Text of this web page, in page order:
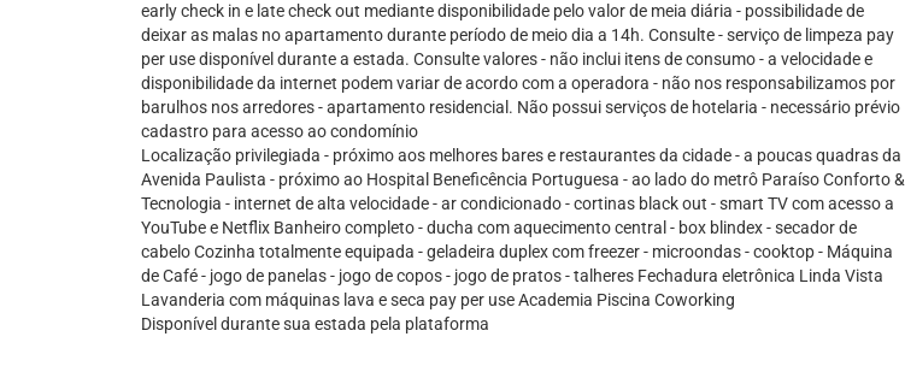
early check in e late check out mediante disponibilidade pelo valor de meia diária - possibilidade de
deixar as malas no apartamento durante período de meio dia a 14h. Consulte - serviço de limpeza pay
per use disponível durante a estada. Consulte valores - não inclui itens de consumo - a velocidade e
disponibilidade da internet podem variar de acordo com a operadora - não nos responsabilizamos por
barulhos nos arredores - apartamento residencial. Não possui serviços de hotelaria - necessário prévio
cadastro para acesso ao condomínio
Localização privilegiada - próximo aos melhores bares e restaurantes da cidade - a poucas quadras da
Avenida Paulista - próximo ao Hospital Beneficência Portuguesa - ao lado do metrô Paraíso Conforto &
Tecnologia - internet de alta velocidade - ar condicionado - cortinas black out - smart TV com acesso a
YouTube e Netflix Banheiro completo - ducha com aquecimento central - box blindex - secador de
cabelo Cozinha totalmente equipada - geladeira duplex com freezer - microondas - cooktop - Máquina
de Café - jogo de panelas - jogo de copos - jogo de pratos - talheres Fechadura eletrônica Linda Vista
Lavanderia com máquinas lava e seca pay per use Academia Piscina Coworking
Disponível durante sua estada pela plataforma